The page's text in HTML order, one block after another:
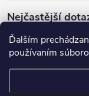
Ďalším
používaním
eNejčastější
Facebook